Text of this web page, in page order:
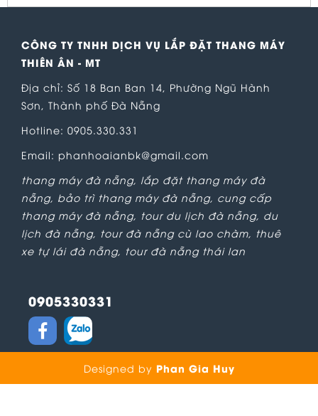
CÔNG TY TNHH DỊCH VỤ LẮP ĐẶT THANG MÁY
THIÊN ÂN - MT
Địa chỉ: Số 18 Ban Ban 14, Phường Ngũ Hành
Sơn, Thành phố Đà Nẵng
Hotline: 0905.330.331
Email: phanhoaianbk@gmail.com
thang máy đà nẵng, lắp đặt thang máy đà
nẵng, bảo trì thang máy đà nẵng, cung cấp
thang máy đà nẵng, tour du lịch đà nẵng, du
lịch đà nẵng, tour đà nẵng cù lao chàm, thuê
xe tự lái đà nẵng, tour đà nẵng thái lan
0905330331
Designed by Phan Gia Huy